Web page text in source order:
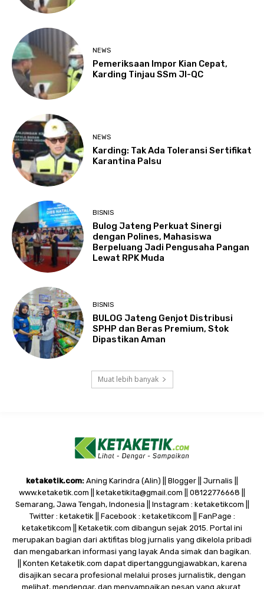
NEWS
Pemeriksaan Impor Kian Cepat,
Karding Tinjau SSm JI-QC
NEWS
Karding: Tak Ada Toleransi Sertifikat
Karantina Palsu
BISNIS
Bulog Jateng Perkuat Sinergi
dengan Polines, Mahasiswa
Berpeluang Jadi Pengusaha Pangan
Lewat RPK Muda
BISNIS
BULOG Jateng Genjot Distribusi
SPHP dan Beras Premium, Stok
Dipastikan Aman
Muat lebih banyak
ketaketik.com: Aning Karindra (Alin) || Blogger || Jurnalis ||
www.ketaketik.com || ketaketikita@gmail.com || 08122776668 ||
Semarang, Jawa Tengah, Indonesia || Instagram : ketaketikcom ||
Twitter : ketaketik || Facebook : ketaketikcom || FanPage :
ketaketikcom || Ketaketik.com dibangun sejak 2015. Portal ini
merupakan bagian dari aktifitas blog jurnalis yang dikelola pribadi
dan mengabarkan informasi yang layak Anda simak dan bagikan.
|| Konten Ketaketik.com dapat dipertanggungjawabkan, karena
disajikan secara profesional melalui proses jurnalistik, dengan
melihat, mendengar, dan menyampaikan pesan yang akurat.